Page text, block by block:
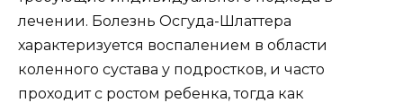
лечении. Болезнь Осгуда-Шлаттера
характеризуется воспалением в области
коленного сустава у подростков, и часто
проходит с ростом ребенка, тогда как